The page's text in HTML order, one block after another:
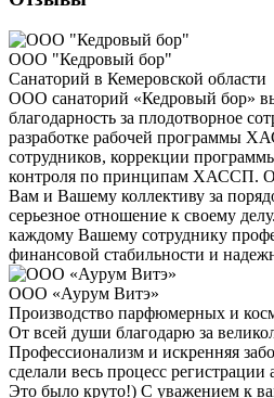
ООО "Кедровый бор"
Санаторий в Кемеровской области
ООО санаторий «Кедровый бор»
благодарность за плодотворное
разработке рабочей программы
сотрудников, коррекции
контроля по принципам ХАССП.
Вам и Вашему коллективу за
серьезное отношение к своему
каждому Вашему сотруднику
финансовой стабильности и
ООО «Аурум Витэ»
Производство парфюмерных и
От всей души благодарю за
Профессионализм и искренняя
сделали весь процесс
Это было круто!) С уважением к